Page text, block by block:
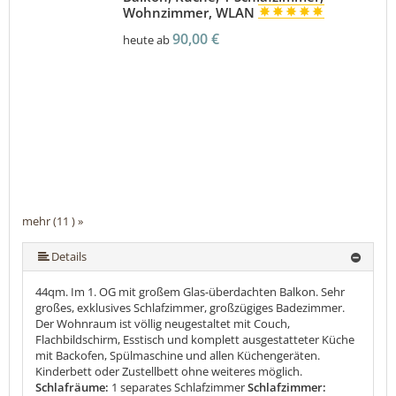
mehr (11 ) »
mehr (11 ) »
mehr (11 ) »
mehr (11 ) »
mehr (11 ) »
mehr (11 ) »
mehr (11 ) »
mehr (11 ) »
Wohnzimmer, WLAN
heute ab90,00 €
Details
44qm. Im 1. OG mit großem Glas-überdachten Balkon. Sehr
großes, exklusives Schlafzimmer, großzügiges Badezimmer.
Der Wohnraum ist völlig neugestaltet mit Couch,
Flachbildschirm, Esstisch und komplett ausgestatteter Küche
mit Backofen, Spülmaschine und allen Küchengeräten.
Kinderbett oder Zustellbett ohne weiteres möglich.
Schlafräume: 1 separates SchlafzimmerSchlafzimmer: